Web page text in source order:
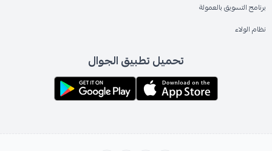
برنامج التسويق بالعمولة
نظام الولاء
تحميل تطبيق الجوال